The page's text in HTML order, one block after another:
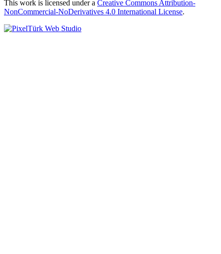
This work is licensed under a Creative Commons Attribution-
NonCommercial-NoDerivatives 4.0 International License.